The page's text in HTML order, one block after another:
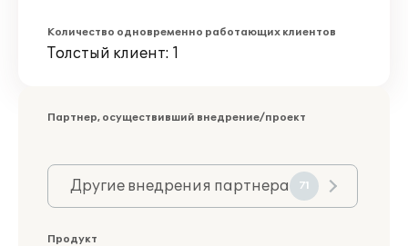
Количество одновременно работающих клиентов
Толстый клиент: 1
Партнер, осуществивший внедрение/проект
Другие внедрения партнера 71
Продукт